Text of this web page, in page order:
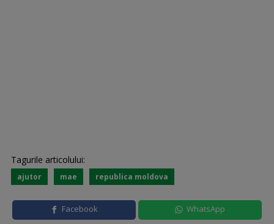
Tagurile articolului:
ajutor mae republica moldova
Facebook WhatsApp